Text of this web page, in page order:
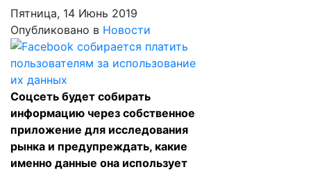
Пятница, 14 Июнь 2019
Опубликовано в Новости
Соцсеть будет собирать
информацию через собственное
приложение для исследования
рынка и предупреждать, какие
именно данные она использует